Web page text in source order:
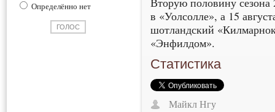
Определённо нет
в «Уолсолле», а 15
шотландский
«Энфилдом».
Статистика
Майкл Нгу